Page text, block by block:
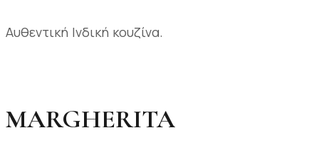
Αυθεντική Ινδική κουζίνα.
MARGHERITA